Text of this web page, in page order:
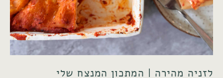
לזניה מהירה | המתכון המנצח שלי